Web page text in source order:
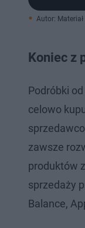
Autor:
Koniec z
Podróbki
celowo
zawsze
produktów
sprzedaży
Balance,